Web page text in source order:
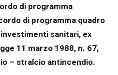
di programma
di programma quadro
sanitari, ex
11 marzo 1988, n. 67,
– stralcio antincendio.